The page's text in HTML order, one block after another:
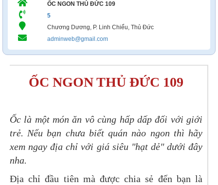
ỐC NGON THỦ ĐỨC 109
5
Chương Dương, P. Linh Chiểu, Thủ Đức
adminweb@gmail.com
ỐC NGON THỦ ĐỨC 109
Ốc là một món ăn vô cùng hấp dấp đối với giới
trẻ. Nếu bạn chưa biết quán nào ngon thì hãy
xem ngay địa chỉ với giá siêu "hạt dẻ" dưới đây
nha.
Địa chỉ đầu tiên mà được chia sẻ đến bạn là